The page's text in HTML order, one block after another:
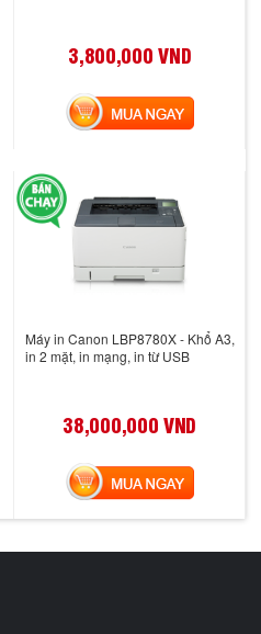
3,800,000 VND
MUA NGAY
Máy in Canon LBP8780X - Khổ A3,
in 2 mặt, in mạng, in từ USB
38,000,000 VND
MUA NGAY